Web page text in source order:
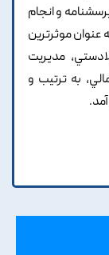
و انجام
موثرترين
مديريت
به ترتيب و